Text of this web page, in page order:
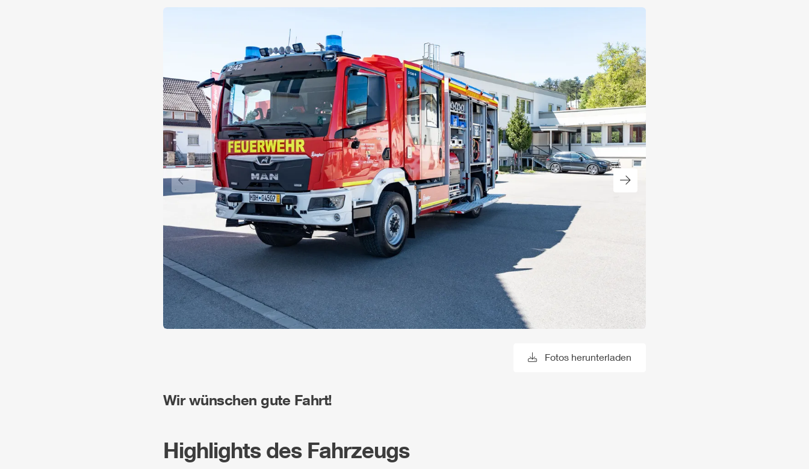
Nächster Slide
Vorheriger Slide
Fotos herunterladen
Wir wünschen gute Fahrt!
Highlights des Fahrzeugs